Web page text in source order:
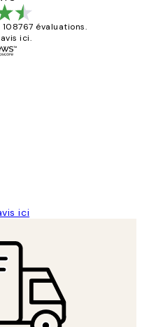
108767 évaluations.
ici.
ici